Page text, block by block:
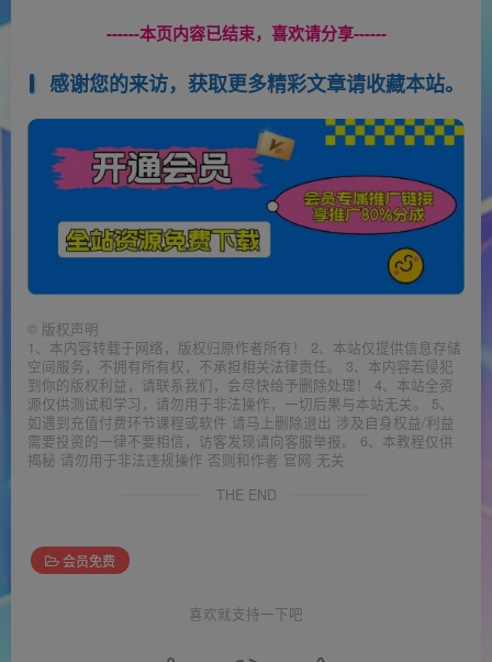
------本页内容已结束，喜欢请分享------
感谢您的来访，获取更多精彩文章请收藏本站。
© 版权声明
1、本内容转载于网络，版权归原作者所有！ 2、本站仅提供信息存储
空间服务，不拥有所有权，不承担相关法律责任。 3、本内容若侵犯
到你的版权利益，请联系我们，会尽快给予删除处理！ 4、本站全资
源仅供测试和学习，请勿用于非法操作，一切后果与本站无关。 5、
如遇到充值付费环节课程或软件 请马上删除退出 涉及自身权益/利益
需要投资的一律不要相信，访客发现请向客服举报。 6、本教程仅供
揭秘 请勿用于非法违规操作 否则和作者 官网 无关
THE END
会员免费
喜欢就支持一下吧